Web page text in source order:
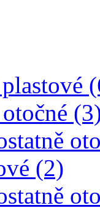
(2)